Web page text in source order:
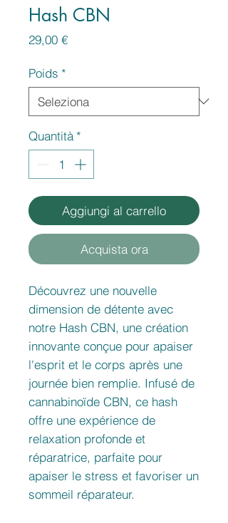
Hash CBN
29,00 €Prezzo
Poids *
Quantità *
Aggiungi al carrello
Acquista ora
Découvrez une nouvelle
dimension de détente avec
notre Hash CBN, une création
innovante conçue pour apaiser
l'esprit et le corps après une
journée bien remplie. Infusé de
cannabinoïde CBN, ce hash
offre une expérience de
relaxation profonde et
réparatrice, parfaite pour
apaiser le stress et favoriser un
sommeil réparateur.